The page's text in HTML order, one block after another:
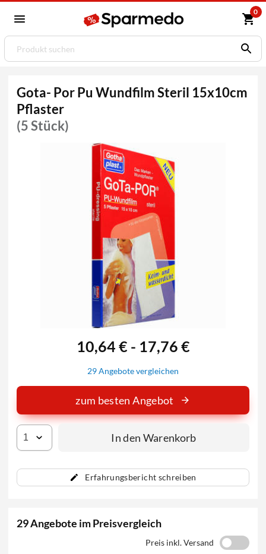
0
Gota- Por Pu Wundfilm Steril 15x10cm
Pflaster
(5 Stück)
Erfahrungsbericht schreiben
10,64 € - 17,76 €
29 Angebote vergleichen
zum besten Angebot
In den Warenkorb
29 Angebote im Preisvergleich
Preis inkl. Versand